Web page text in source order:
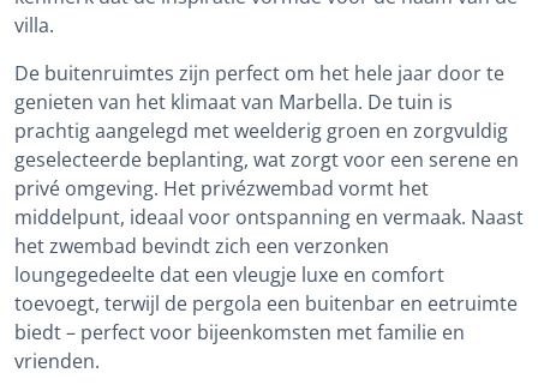
villa.
De buitenruimtes zijn perfect om het hele jaar door te
genieten van het klimaat van Marbella. De tuin is
prachtig aangelegd met weelderig groen en zorgvuldig
geselecteerde beplanting, wat zorgt voor een serene en
privé omgeving. Het privézwembad vormt het
middelpunt, ideaal voor ontspanning en vermaak. Naast
het zwembad bevindt zich een verzonken
loungegedeelte dat een vleugje luxe en comfort
toevoegt, terwijl de pergola een buitenbar en eetruimte
biedt – perfect voor bijeenkomsten met familie en
vrienden.